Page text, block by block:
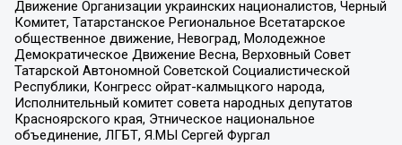
Движение Организации украинских националистов, Черный
Комитет, Татарстанское Региональное Всетатарское
общественное движение, Невоград, Молодежное
Демократическое Движение Весна, Верховный Совет
Татарской Автономной Советской Социалистической
Республики, Конгресс ойрат-калмыцкого народа,
Исполнительный комитет совета народных депутатов
Красноярского края, Этническое национальное
объединение, ЛГБТ, Я.МЫ Сергей Фургал